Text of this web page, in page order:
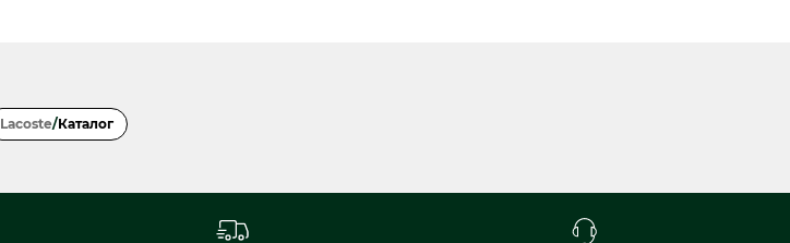
Lacoste/Каталог